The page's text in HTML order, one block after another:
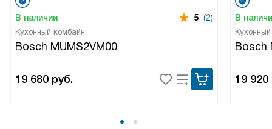
В наличии 5 (2)
Кухонный комбайн
Bosch MUMS2VM00
19 680 руб.
В
Bosch
19 920